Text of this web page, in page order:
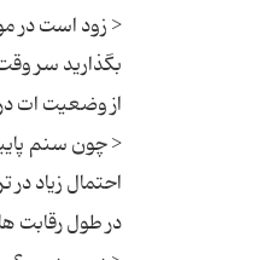
< زود است در
بگذارید سر
از وضعیت ات
احتمال زیاد
در طول رقابت